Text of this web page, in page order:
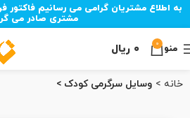
به اطلاع مشتریان گرامی می رسانیم
مشتری صادر می
منو 0 ۰ ریال
خانه وسایل سرگرمی کودک